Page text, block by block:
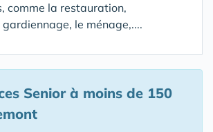
comme la restauration,
le ménage,....
Seniorà moins de 150